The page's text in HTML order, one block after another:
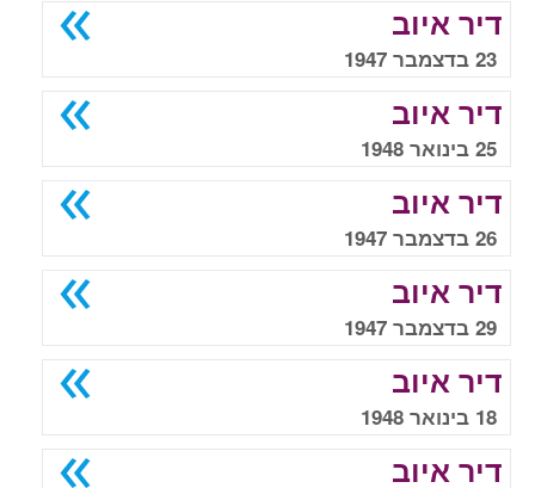
דיר איוב
23 בדצמבר 1947
דיר איוב
25 בינואר 1948
דיר איוב
26 בדצמבר 1947
דיר איוב
29 בדצמבר 1947
דיר איוב
18 בינואר 1948
דיר איוב